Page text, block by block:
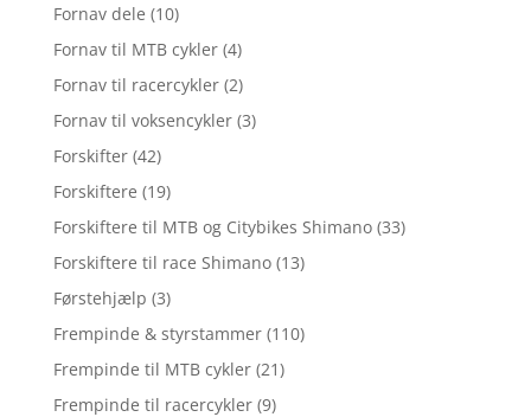
Fornav dele (10)
Fornav til MTB cykler (4)
Fornav til racercykler (2)
Fornav til voksencykler (3)
Forskifter (42)
Forskiftere (19)
Forskiftere til MTB og Citybikes Shimano (33)
Forskiftere til race Shimano (13)
Førstehjælp (3)
Frempinde & styrstammer (110)
Frempinde til MTB cykler (21)
Frempinde til racercykler (9)